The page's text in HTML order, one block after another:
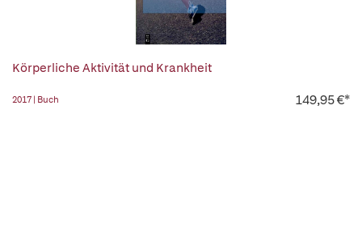
Körperliche Aktivität und Krankheit
2017 | Buch 149,95 €*